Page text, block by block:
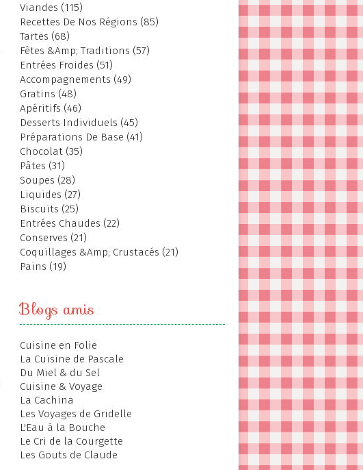
Viandes (115)
Recettes De Nos Régions (85)
Tartes (68)
Fêtes &Amp; Traditions (57)
Entrées Froides (51)
Accompagnements (49)
Gratins (48)
Apéritifs (46)
Desserts Individuels (45)
Préparations De Base (41)
Chocolat (35)
Pâtes (31)
Soupes (28)
Liquides (27)
Biscuits (25)
Entrées Chaudes (22)
Conserves (21)
Coquillages &Amp; Crustacés (21)
Pains (19)
Blogs amis
Cuisine en Folie
La Cuisine de Pascale
Du Miel & du Sel
Cuisine & Voyage
La Cachina
Les Voyages de Gridelle
L'Eau à la Bouche
Le Cri de la Courgette
Les Gouts de Claude